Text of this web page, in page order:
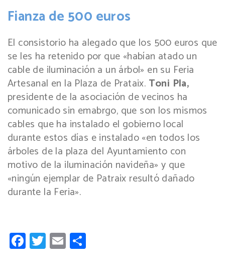
Fianza de 500 euros
El consistorio ha alegado que los 500 euros que
se les ha retenido por que «habían atado un
cable de iluminación a un árbol» en su Feria
Artesanal en la Plaza de Prataix. Toni Pla,
presidente de la asociación de vecinos ha
comunicado sin emabrgo, que son los mismos
cables que ha instalado el gobierno local
durante estos días e instalado «en todos los
árboles de la plaza del Ayuntamiento con
motivo de la iluminación navideña» y que
«ningún ejemplar de Patraix resultó dañado
durante la Feria».
Facebook
Twitter
Email